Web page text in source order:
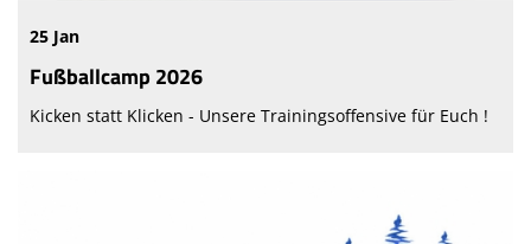
25 Jan
Fußballcamp 2026
Kicken statt Klicken - Unsere Trainingsoffensive für Euch !